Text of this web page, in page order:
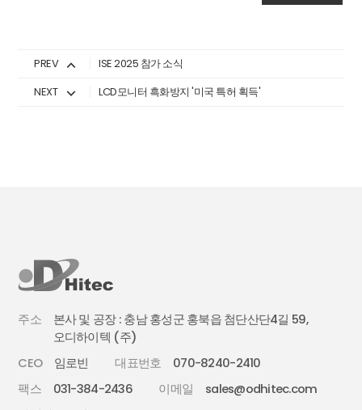
PREV
ISE 2025 참가 소식
NEXT
LCD모니터 흑화방지 '미국 특허 획득'
주소
본사 및 공장 : 충남 홍성군 홍북읍 첨단산단4길 59,
오디하이텍 (주)
CEO
임로빈 대표번호
070-8240-2410
팩스
031-384-2436 이메일
sales@odhitec.com